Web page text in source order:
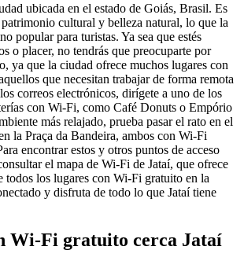
ubicada en el estado de Goiás, Brasil. Es
cultural y belleza natural, lo que la
popular para turistas. Ya sea que estés
o placer, no tendrás que preocuparte por
ya que la ciudad ofrece muchos lugares con
que necesitan trabajar de forma remota
correos electrónicos, dirígete a uno de los
con Wi-Fi, como Café Donuts o Empório
más relajado, prueba pasar el rato en el
la Praça da Bandeira, ambos con Wi-Fi
encontrar estos y otros puntos de acceso
el mapa de Wi-Fi de Jataí, que ofrece
todos los lugares con Wi-Fi gratuito en la
y disfruta de todo lo que Jataí tiene
Wi-Fi gratuito cerca Jataí